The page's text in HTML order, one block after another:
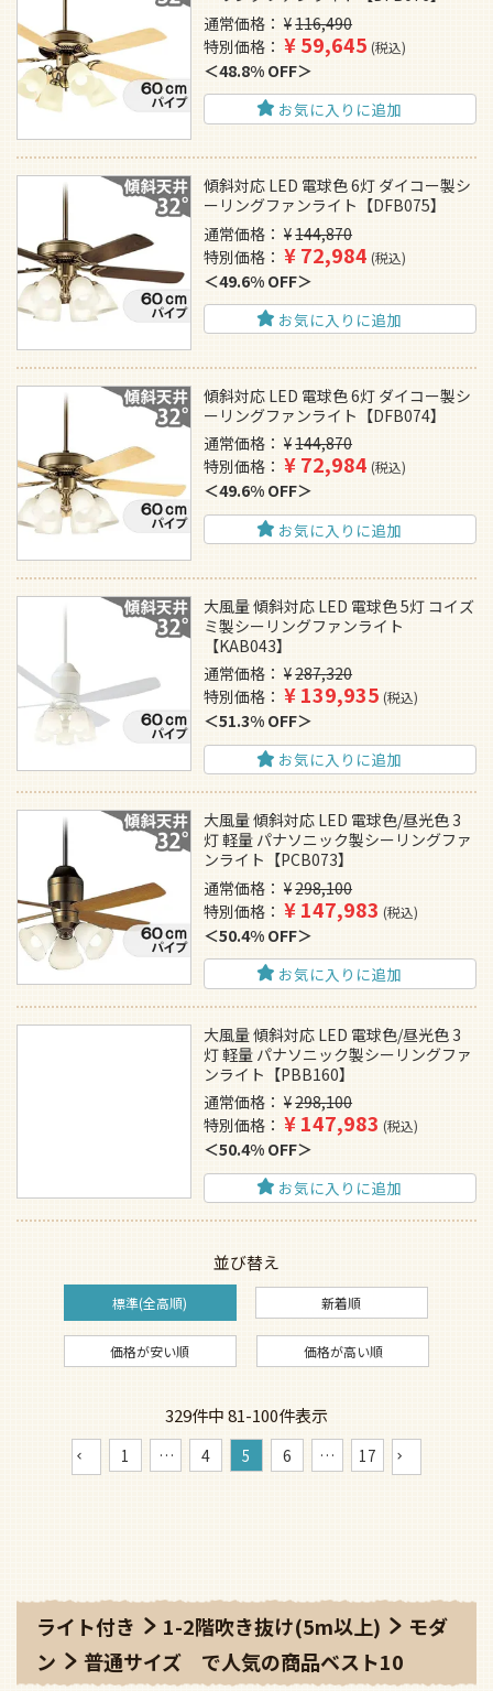
通常価格
¥116,490
特別価格
¥59,645 税込
48.8% OFF
お気に入りに追加
傾斜対応 LED 電球色 6灯 ダイコー製シ
ーリングファンライト【DFB075】
通常価格
¥144,870
特別価格
¥72,984 税込
49.6% OFF
お気に入りに追加
傾斜対応 LED 電球色 6灯 ダイコー製シ
ーリングファンライト【DFB074】
通常価格
¥144,870
特別価格
¥72,984 税込
49.6% OFF
お気に入りに追加
大風量 傾斜対応 LED 電球色 5灯 コイズ
ミ製シーリングファンライト
【KAB043】
通常価格
¥287,320
特別価格
¥139,935 税込
51.3% OFF
お気に入りに追加
大風量 傾斜対応 LED 電球色/昼光色 3
灯 軽量 パナソニック製シーリングファ
ンライト【PCB073】
通常価格
¥298,100
特別価格
¥147,983 税込
50.4% OFF
お気に入りに追加
大風量 傾斜対応 LED 電球色/昼光色 3
灯 軽量 パナソニック製シーリングファ
ンライト【PBB160】
通常価格
¥298,100
特別価格
¥147,983 税込
50.4% OFF
お気に入りに追加
並び替え
標準(全高順) 新着順
価格が安い順 価格が高い順
329件中81-100件表示
1 … 4 5 6 … 17
ライト付き 1-2階吹き抜け(5m以上)
モダ
ン
普通サイズ で人気の商品ベスト10